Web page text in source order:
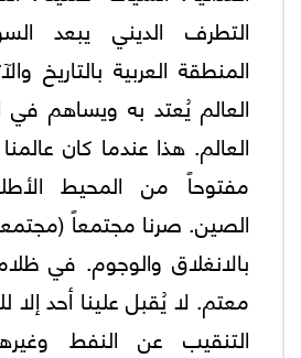
التطرف الديني يبعد
المنطقة العربية بالتاريخ
العالم يُعتد به ويساهم
العالم. هذا عندما كان
مفتوحاً من المحيط
الصين. صرنا مجتمعاً
بالانغلاق والوجوم. في
معتم. لا يُقبل علينا أحد إلا
التنقيب عن النفط